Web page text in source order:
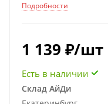
Подробности
1 139 ₽/шт
Есть в наличии
Склад АйДи